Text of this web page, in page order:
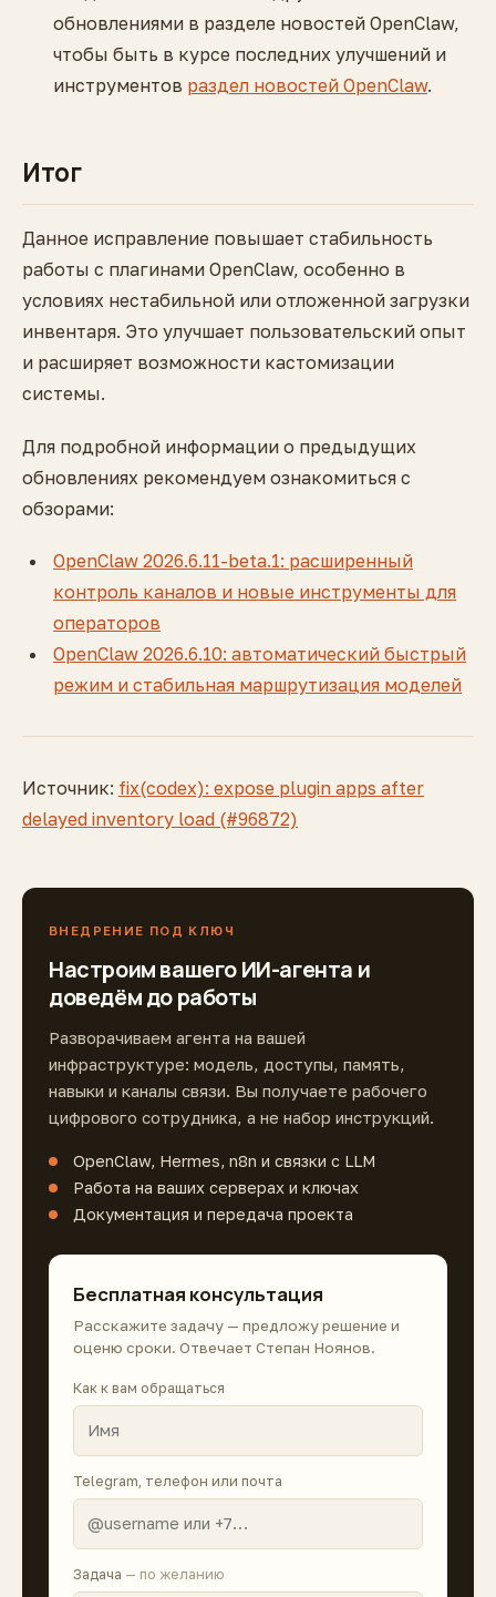
обновлениями в разделе новостей OpenClaw,
чтобы быть в курсе последних улучшений и
инструментов раздел новостей OpenClaw.
Итог
Данное исправление повышает стабильность
работы с плагинами OpenClaw, особенно в
условиях нестабильной или отложенной загрузки
инвентаря. Это улучшает пользовательский опыт
и расширяет возможности кастомизации
системы.
Для подробной информации о предыдущих
обновлениях рекомендуем ознакомиться с
обзорами:
OpenClaw 2026.6.11-beta.1: расширенный
контроль каналов и новые инструменты для
операторов
OpenClaw 2026.6.10: автоматический быстрый
режим и стабильная маршрутизация моделей
Источник: fix(codex): expose plugin apps after
delayed inventory load (#96872)
ВНЕДРЕНИЕ ПОД КЛЮЧ
Настроим вашего ИИ-агента и
доведём до работы
Разворачиваем агента на вашей
инфраструктуре: модель, доступы, память,
навыки и каналы связи. Вы получаете рабочего
цифрового сотрудника, а не набор инструкций.
OpenClaw, Hermes, n8n и связки с LLM
Работа на ваших серверах и ключах
Документация и передача проекта
Бесплатная консультация
Расскажите задачу — предложу решение и
оценю сроки. Отвечает Степан Ноянов.
Как к вам обращаться
Telegram, телефон или почта
Задача — по желанию